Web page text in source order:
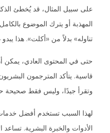
على سبيل المثال، قد يُخطئ
المهذبة أو يترك الموضوع
تناوله» بدلاً من «أكلت». هذا
حتى في المحتوى العادي، يمكن أن
قاسية. يتأكد المترجمون
وتقرأ جيدًا، وليس فقط صحيحة
لهذا السبب تستخدم أفضل
الأدوات والخبرة البشرية.